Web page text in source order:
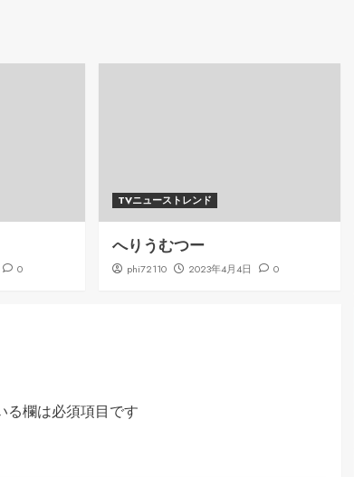
0
TVニューストレンド
へりうむつー
phi72110 2023年4月4日 0
る欄は必須項目です